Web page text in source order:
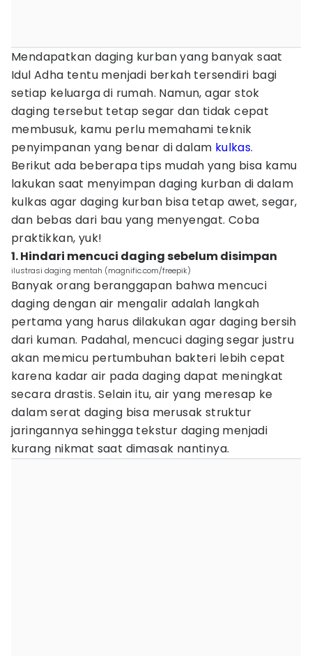
Mendapatkan daging kurban yang banyak saat
Idul Adha tentu menjadi berkah tersendiri bagi
setiap keluarga di rumah. Namun, agar stok
daging tersebut tetap segar dan tidak cepat
membusuk, kamu perlu memahami teknik
penyimpanan yang benar di dalam kulkas.
Berikut ada beberapa tips mudah yang bisa kamu
lakukan saat menyimpan daging kurban di dalam
kulkas agar daging kurban bisa tetap awet, segar,
dan bebas dari bau yang menyengat. Coba
praktikkan, yuk!
1. Hindari mencuci daging sebelum disimpan
ilustrasi daging mentah (magnific.com/freepik)
Banyak orang beranggapan bahwa mencuci
daging dengan air mengalir adalah langkah
pertama yang harus dilakukan agar daging bersih
dari kuman. Padahal, mencuci daging segar justru
akan memicu pertumbuhan bakteri lebih cepat
karena kadar air pada daging dapat meningkat
secara drastis. Selain itu, air yang meresap ke
dalam serat daging bisa merusak struktur
jaringannya sehingga tekstur daging menjadi
kurang nikmat saat dimasak nantinya.